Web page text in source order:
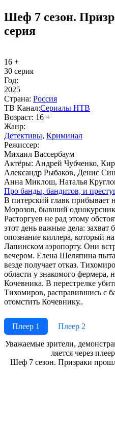
Шеф 7 сезон.
серия
16 +
30 серия
Год:
2025
Стра­на: Рос­сия
ТВ Ка­нал:Се­риа­лы НТВ
Воз­раст: 16 +
Жанр:
Де­тек­ти­вы, Кри­ми­нал
Ре­жис­сер:
Михаил Вассербаум
Ак­тё­ры: Андрей Чубченко,
Александр Рыбаков, Денис
Анна Миклош, Наталья
Про бан­ды, бан­ди­тов, и
В питерский главк прибывает
Морозов, бывший
Расторгуев не рад этому
этот день важные дела: захват
опознание киллера, который
Лапинском аэропорту. Они
вечером. Елена Шеляпина
везде получает отказ.
области у знакомого фермера,
Кочевника. В перестрелке
Тихомиров, расправившись с
отомстить Кочевнику..
Плеер 1
Плеер 2
Ува­жае­мые зри­те­ли,
ля­ет­ся че­рез
Шеф 7 сезон. Призраки